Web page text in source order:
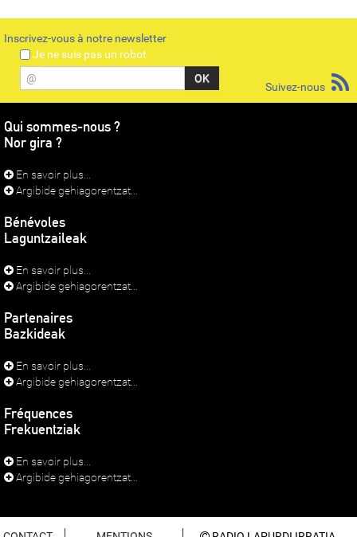
Inscrivez-vous à notre newsletter
Je ne suis pas un robot
@
Suivez-nous
Qui sommes-nous ?
Nor gira ?
En savoir plus...
Argibide gehiagorentzat...
Bénévoles
Laguntzaileak
En savoir plus...
Argibide gehiagorentzat...
Partenaires
Bazkideak
En savoir plus...
Argibide gehiagorentzat...
Fréquences
Frekuentziak
En savoir plus...
Argibide gehiagorentzat...